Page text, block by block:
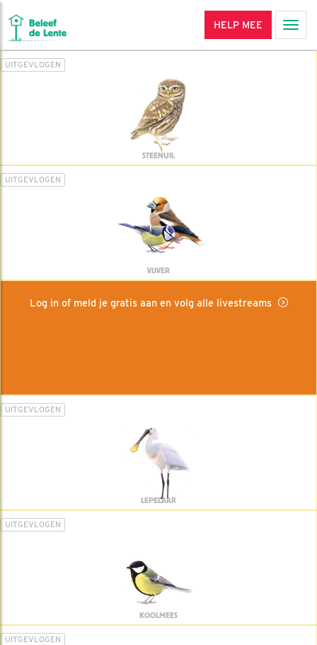
HELP MEE
UITGEVLOGEN
STEENUIL
UITGEVLOGEN
VIJVER
Log in of meld je gratis aan en volg alle livestreams
UITGEVLOGEN
LEPELAAR
UITGEVLOGEN
KOOLMEES
UITGEVLOGEN